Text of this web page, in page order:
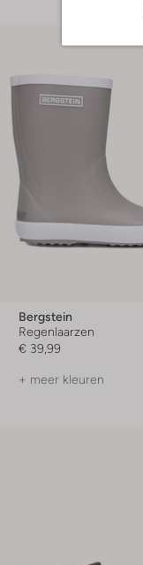
Bergstein
Regenlaarzen
€ 39,99
+ meer kleuren